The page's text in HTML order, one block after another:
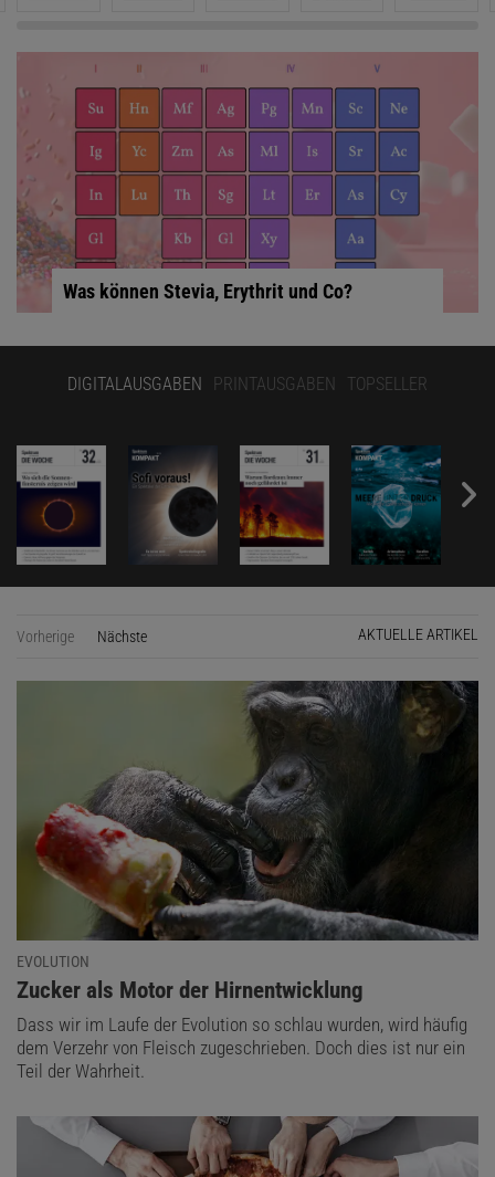
Was können Stevia, Erythrit und Co?
DIGITALAUSGABEN PRINTAUSGABEN TOPSELLER
Vorherige Nächste AKTUELLE ARTIKEL
EVOLUTION
:
Zucker als Motor der Hirnentwicklung
Dass wir im Laufe der Evolution so schlau wurden, wird häufig
dem Verzehr von Fleisch zugeschrieben. Doch dies ist nur ein
Teil der Wahrheit.